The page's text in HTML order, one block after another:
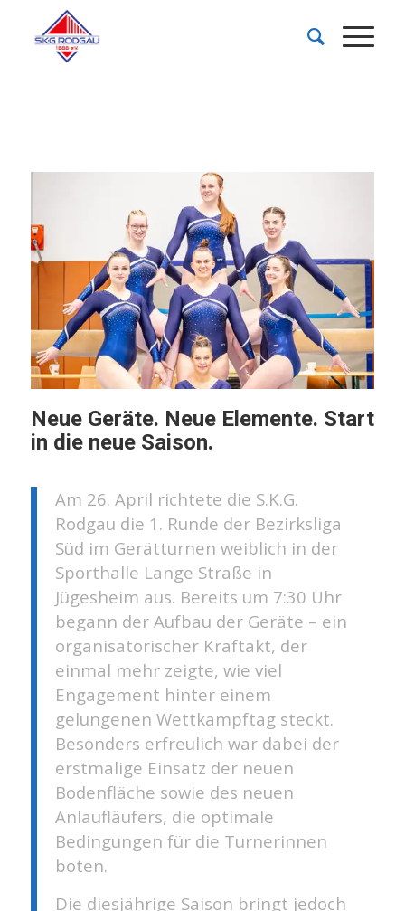
Neue Geräte. Neue Elemente. Start
in die neue Saison.
Am 26. April richtete die S.K.G.
Rodgau die 1. Runde der Bezirksliga
Süd im Gerätturnen weiblich in der
Sporthalle Lange Straße in
Jügesheim aus. Bereits um 7:30 Uhr
begann der Aufbau der Geräte – ein
organisatorischer Kraftakt, der
einmal mehr zeigte, wie viel
Engagement hinter einem
gelungenen Wettkampftag steckt.
Besonders erfreulich war dabei der
erstmalige Einsatz der neuen
Bodenfläche sowie des neuen
Anlaufläufers, die optimale
Bedingungen für die Turnerinnen
boten.
Die diesjährige Saison bringt jedoch